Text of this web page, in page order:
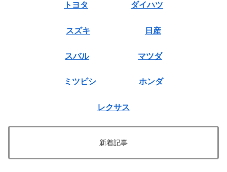
トヨタ ダイハツ
スズキ 日産
スバル マツダ
ミツビシ ホンダ
レクサス
新着記事